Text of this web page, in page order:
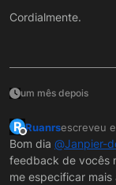
Cordialmente.
um mês depois
R
Offline
Ruanrsescreveu
última
Bom dia @Janpier-
feedback de vocês
me especificar